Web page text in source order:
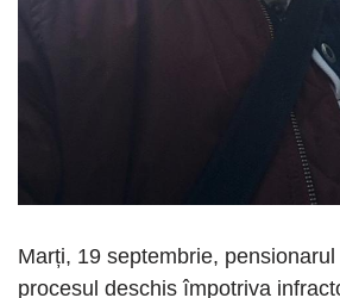
Marți, 19 septembrie,
procesul deschis împotriva